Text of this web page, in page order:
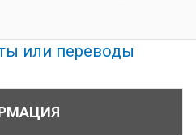
или переводы